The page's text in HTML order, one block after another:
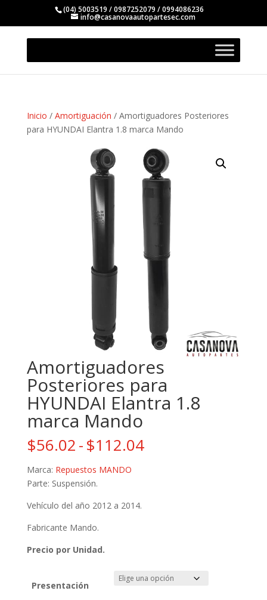
(04) 5003519 / 0987252079 / 0994086236
info@casanovaautopartesec.com
Inicio / Amortiguación / Amortiguadores Posteriores
para HYUNDAI Elantra 1.8 marca Mando
Amortiguadores
Posteriores para
HYUNDAI Elantra 1.8
marca Mando
$56.02-$112.04Rango
Marca: Repuestos MANDO
Parte: Suspensión.
Vehículo del año 2012 a 2014.
Fabricante Mando.
Precio por Unidad.
Presentación